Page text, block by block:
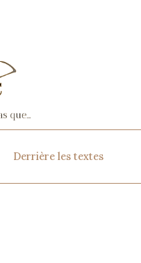
Derrière les textes